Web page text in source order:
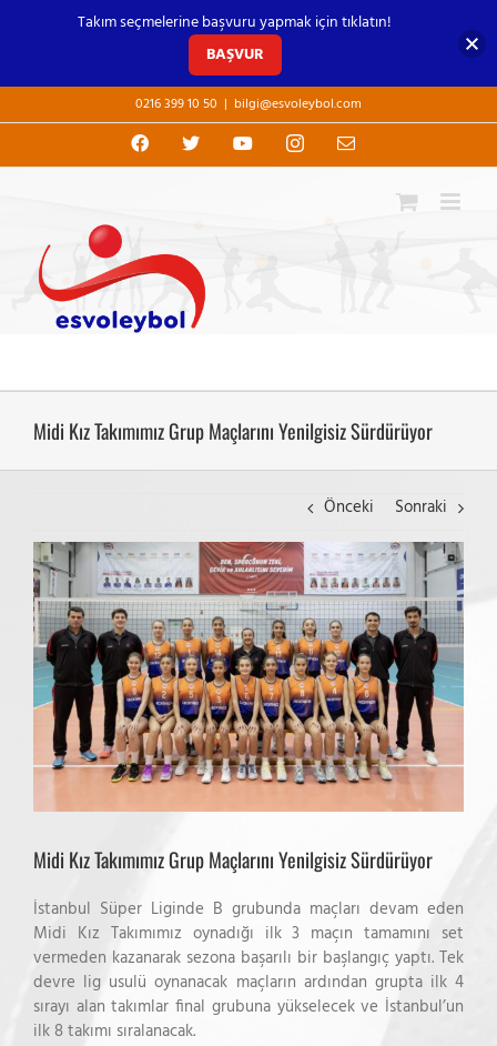
to
0216 399 10 50 | bilgi@esvoleybol.com
Facebook
X YouTubeInstagram
E-
Midi Kız Takımımız Grup Maçlarını Yenilgisiz Sürdürüyor
Önceki
Sonraki
View
Larger
Image
Midi Kız Takımımız Grup Maçlarını Yenilgisiz Sürdürüyor
İstanbul Süper Liginde B grubunda maçları devam eden
Midi Kız Takımımız oynadığı ilk 3 maçın tamamını set
vermeden kazanarak sezona başarılı bir başlangıç yaptı. Tek
devre lig usulü oynanacak maçların ardından grupta ilk 4
sırayı alan takımlar final grubuna yükselecek ve İstanbul’un
ilk 8 takımı sıralanacak.
Takım seçmelerine başvuru yapmak için tıklatın!
BAŞVUR